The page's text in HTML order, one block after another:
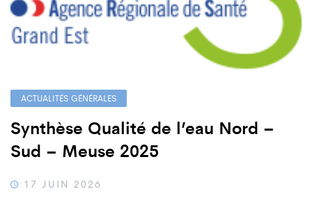
ACTUALITÉS GÉNÉRALES
Synthèse Qualité de l’eau Nord –
Sud – Meuse 2025
17 JUIN 2026